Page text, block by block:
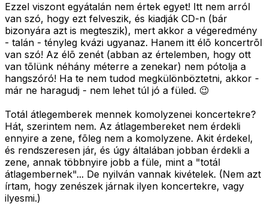
Ezzel viszont egyátalán nem értek egyet! Itt nem arról
van szó, hogy ezt felveszik, és kiadják CD-n (bár
bizonyára azt is megteszik), mert akkor a végeredmény
- talán - tényleg kvázi ugyanaz. Hanem itt élõ koncertrõl
van szó! Az élõ zenét (abban az értelemben, hogy ott
van tõlünk néhány méterre a zenekar) nem pótolja a
hangszóró! Ha te nem tudod megkülönböztetni, akkor -
már ne haragudj - nem lehet túl jó a füled. 😉
Totál átlegemberek mennek komolyzenei koncertekre?
Hát, szerintem nem. Az átlagembereket nem érdekli
ennyire a zene, fõleg nem a komolyzene. Akit érdekel,
és rendszeresen jár, és úgy általában jobban érdekli a
zene, annak többnyire jobb a füle, mint a "totál
átlagembernek"... De nyilván vannak kivételek. (Nem azt
írtam, hogy zenészek járnak ilyen koncertekre, vagy
ilyesmi.)